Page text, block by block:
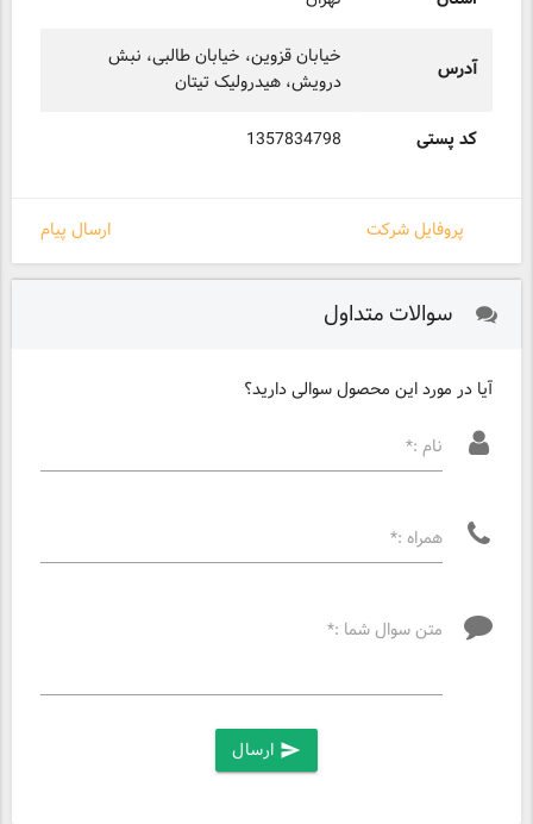
آدرس
خیابان قزوین، خیابان طالبی، نبش
درویش، هیدرولیک تیتان
کد پستی 1357834798
ارسال پیام پروفایل شرکت
سوالات متداول
آیا در مورد این محصول سوالی دارید؟
نام :*
همراه :*
متن سوال شما :*
send